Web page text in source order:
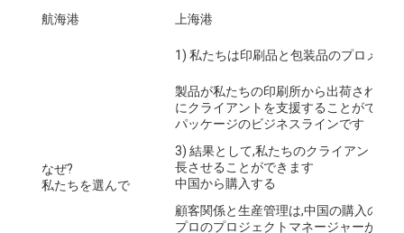
航海港 上海港
なぜ?
私たちを選んで
1) 私たちは印刷品と包装品のプロメー
製品が私たちの印刷所から出荷されれ
にクライアントを支援することができ
パッケージのビジネスラインです
3) 結果として,私たちのクライアントは
長させることができます
中国から購入する
顧客関係と生産管理は,中国の購入の成
プロのプロジェクトマネージャーが管